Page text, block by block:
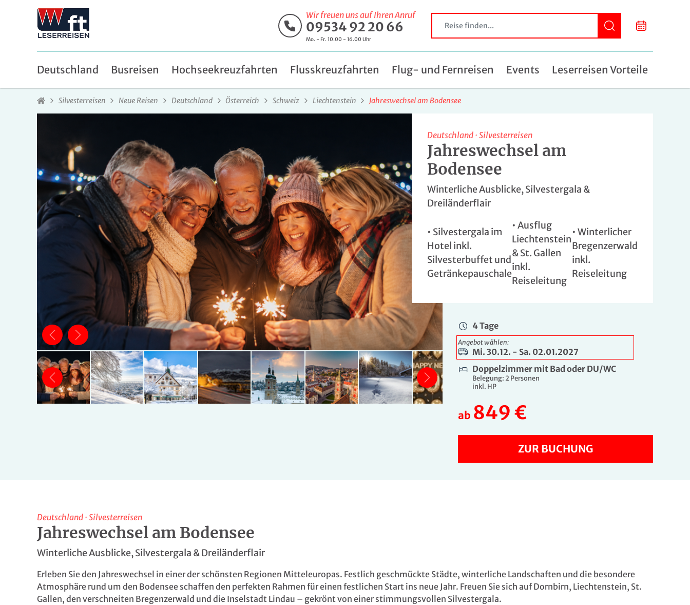
Wir freuen uns auf Ihren Anruf
09534 92 20 66
Mo. - Fr. 10.00 - 16.00 Uhr
Deutschland Busreisen Hochseekreuzfahrten Flusskreuzfahrten Flug- und Fernreisen Events Leserreisen Vorteile
Silvesterreisen Neue Reisen Deutschland Österreich Schweiz Liechtenstein Jahreswechsel am Bodensee
Deutschland · Silvesterreisen
Jahreswechsel am
Bodensee
Winterliche Ausblicke, Silvestergala &
Dreiländerflair
• Silvestergala im
Hotel inkl.
Silvesterbuffet und
Getränkepauschale
• Ausflug
Liechtenstein
& St. Gallen
inkl.
Reiseleitung
• Winterlicher
Bregenzerwald
inkl.
Reiseleitung
4 Tage
Angebot wählen:
Mi. 30.12. - Sa. 02.01.2027
Doppelzimmer mit Bad oder DU/WC
Belegung: 2 Personen
inkl. HP
ab 849 €
ZUR BUCHUNG
Deutschland · Silvesterreisen
Jahreswechsel am Bodensee
Winterliche Ausblicke, Silvestergala & Dreiländerflair
Erleben Sie den Jahreswechsel in einer der schönsten Regionen Mitteleuropas. Festlich geschmückte Städte, winterliche Landschaften und die besondere
Atmosphäre rund um den Bodensee schaffen den perfekten Rahmen für einen festlichen Start ins neue Jahr. Freuen Sie sich auf Dornbirn, Liechtenstein, St.
Gallen, den verschneiten Bregenzerwald und die Inselstadt Lindau – gekrönt von einer stimmungsvollen Silvestergala.